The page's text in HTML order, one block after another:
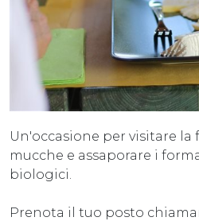
Un'occasione per visitare la
mucche e assaporare i
biologici.
Prenota il tuo posto